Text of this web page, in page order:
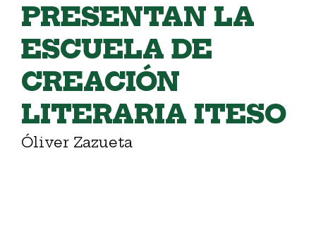
PRESENTAN LA
ESCUELA DE
CREACIÓN
LITERARIA ITESO
Óliver Zazueta